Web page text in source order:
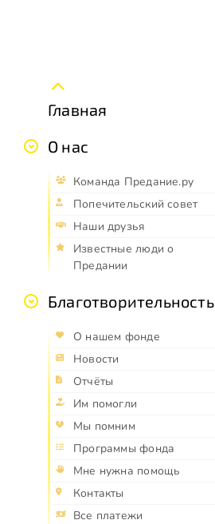
Главная
О нас
Команда Предание.ру
Попечительский совет
Наши друзья
Известные люди о
Предании
Благотворительность
О нашем фонде
Новости
Отчёты
Им помогли
Мы помним
Программы фонда
Мне нужна помощь
Контакты
Все платежи